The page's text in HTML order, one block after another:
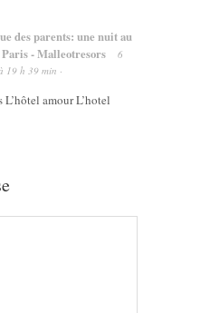
des parents: une nuit au
- Malleotresors
6
19 h 39 min ·
amour L’hotel